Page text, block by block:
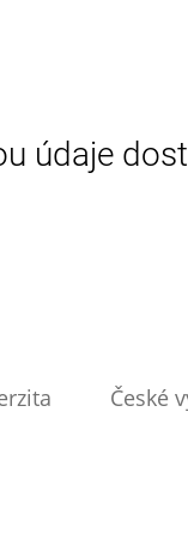
údaje
České